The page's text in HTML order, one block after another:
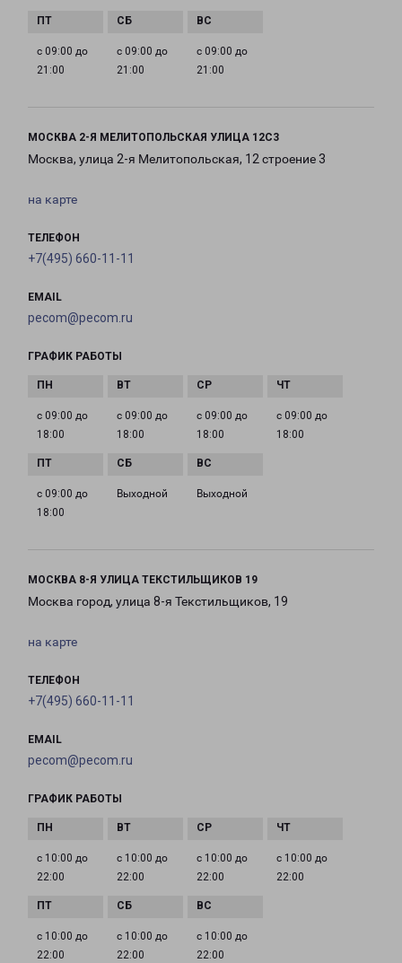
с 09:00 до
21:00
с 09:00 до
21:00
с 09:00 до
21:00
МОСКВА 2-Я МЕЛИТОПОЛЬСКАЯ УЛИЦА 12С3
Москва, улица 2-я Мелитопольская, 12 строение 3
на карте
ТЕЛЕФОН
+7(495) 660-11-11
EMAIL
pecom@pecom.ru
ГРАФИК РАБОТЫ
с 09:00 до
18:00
с 09:00 до
18:00
с 09:00 до
18:00
с 09:00 до
18:00
с 09:00 до
18:00
Выходной Выходной
МОСКВА 8-Я УЛИЦА ТЕКСТИЛЬЩИКОВ 19
Москва город, улица 8-я Текстильщиков, 19
на карте
ТЕЛЕФОН
+7(495) 660-11-11
EMAIL
pecom@pecom.ru
ГРАФИК РАБОТЫ
с 10:00 до
22:00
с 10:00 до
22:00
с 10:00 до
22:00
с 10:00 до
22:00
с 10:00 до
22:00
с 10:00 до
22:00
с 10:00 до
22:00